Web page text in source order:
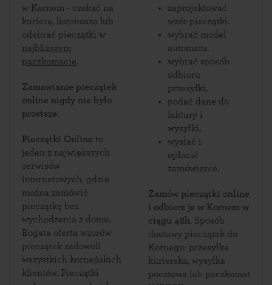
w Kornem - czekać na
kuriera, listonosza lub
odebrać pieczątki w
najbliższym
paczkomacie.
Zamawianie pieczątek
online nigdy nie było
prostsze.
Pieczątki Online to
jeden z największych
serwisów
internetowych, gdzie
można zamówić
pieczątkę bez
wychodzenia z domu.
Bogata oferta wzorów
pieczątek zadowoli
wszystkich korneńskich
klientów. Pieczątki
zaprojektować
wzór pieczątki.
wybrać model
automatu.
wybrać sposób
odbioru
przesyłki,
podać dane do
faktury i
wysyłki,
wysłać i
opłacić
zamówienie.
Zamów pieczątki online
i odbierz je w Kornem w
ciągu 48h. Sposób
dostawy pieczątek do
Kornego: przesyłka
kurierska, wysyłka
pocztowa lub paczkomat